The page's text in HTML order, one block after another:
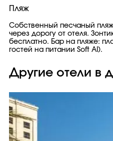
Пляж
Собственный песчаный
через дорогу от отеля.
бесплатно. Бар на пляже:
гостей на питании Soft AI).
Другие отели в